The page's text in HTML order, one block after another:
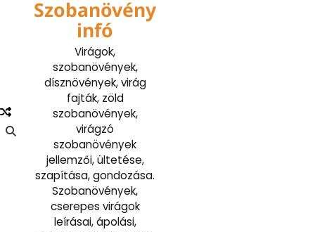
Szobanövény
infó
Virágok,
szobanövények,
dísznövények, virág
fajták, zöld
szobanövények,
virágzó
szobanövények
jellemzői, ültetése,
szapítása, gondozása.
Szobanövények,
cserepes virágok
leírásai, ápolási,